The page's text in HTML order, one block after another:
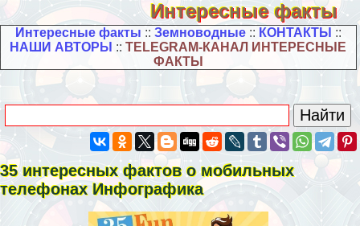
Интересные факты
Интересные факты :: Земноводные:: КОНТАКТЫ ::
НАШИ АВТОРЫ ::TELEGRAM-КАНАЛ ИНТЕРЕСНЫЕ
ФАКТЫ
35 интересных фактов о мобильных
телефонах Инфографика